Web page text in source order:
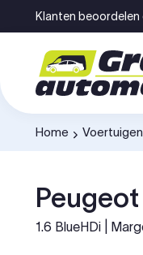
Ga naar inhoud
Klanten beoordelen
Home
-
Voertuigen
1.6 BlueHDi |